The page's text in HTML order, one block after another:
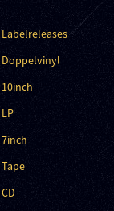
Labelreleases
Doppelvinyl
10inch
LP
7inch
Tape
CD